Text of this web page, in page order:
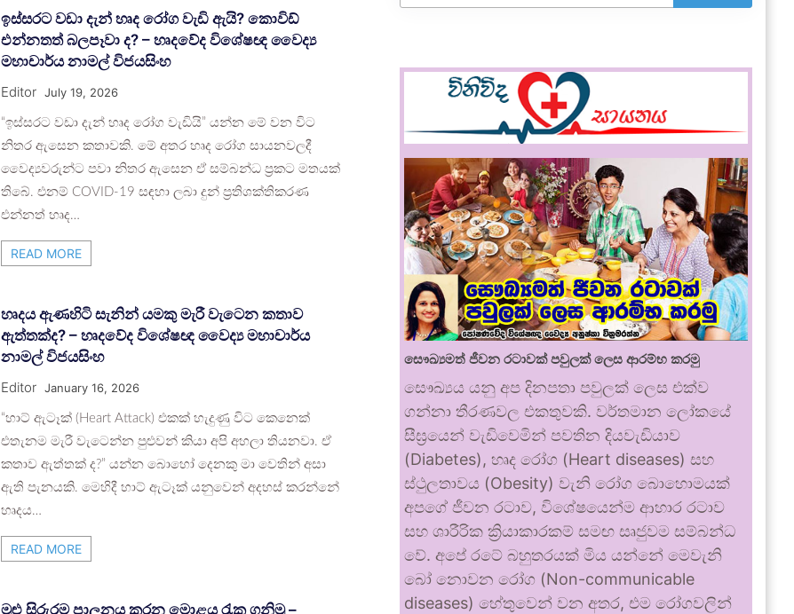
ඉස්සරට වඩා දැන් හෘද රෝග වැඩි ඇයි? කොවිඩ්
එන්නතත් බලපෑවා ද? – හෘදවේද විශේෂඥ වෛද්‍ය
මහාචාර්ය නාමල් විජයසිංහ
Editor July 19, 2026
“ඉස්සරට වඩා දැන් හෘද රෝග වැඩියි” යන්න මේ වන විට
නිතර ඇසෙන කතාවකි. මේ අතර හෘද රෝග සායනවලදී
වෛද්‍යවරුන්ට පවා නිතර ඇසෙන ඒ සම්බන්ධ ප්‍රකට මතයක්
තිබේ. එනම් COVID-19 සඳහා ලබා දුන් ප්‍රතිශක්තිකරණ
එන්නත් හෘද…
READ MORE
හෘදය ඇණහිටි සැනින් යමකු මැරී වැටෙන කතාව
ඇත්තක්ද? – හෘදවේද විශේෂඥ වෛද්‍ය මහාචාර්ය
නාමල් විජයසිංහ
Editor January 16, 2026
“හාට් ඇටෑක් (Heart Attack) එකක් හැදුණු විට කෙනෙක්
එතැනම මැරී වැටෙන්න පුළුවන් කියා අපි අහලා තියනවා. ඒ
කතාව ඇත්තක් ද?” යන්න බොහෝ දෙනකු මා වෙතින් අසා
ඇති පැනයකි. මෙහිදී හාට් ඇටෑක් යනුවෙන් අදහස් කරන්නේ
හෘදය…
READ MORE
මුළු සිරුරම පාලනය කරන මොළය රැක ගනිමු –
සෞඛ්‍යමත් ජීවන රටාවක් පවුලක් ලෙස ආරම්භ කරමු
සෞඛ්‍යය යනු අප දිනපතා පවුලක් ලෙස එක්ව
ගන්නා තීරණවල එකතුවකි. වර්තමාන ලෝකයේ
සීඝ්‍රයෙන් වැඩිවෙමින් පවතින දියවැඩියාව
(Diabetes), හෘද රෝග (Heart diseases) සහ
ස්ථුලතාවය (Obesity) වැනි රෝග බොහොමයක්
අපගේ ජීවන රටාව, විශේෂයෙන්ම ආහාර රටාව
සහ ශාරීරික ක්‍රියාකාරකම් සමඟ සෘජුවම සම්බන්ධ
වේ. අපේ රටේ බහුතරයක් මිය යන්නේ මෙවැනි
බෝ නොවන රෝග (Non-communicable
diseases) හේතුවෙන් වන අතර, එම රෝගවලින්